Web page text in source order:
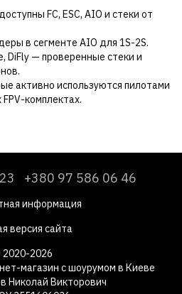
FC, ESC, AIO и стеки от
в сегменте AIO для 1S-2S.
DiFly — проверенные стеки и
активно используются пилотами
комплектах.
+380 97 586 06 46
информация
версия сайта
2026
магазин с шоурумом в Киеве
Викторович